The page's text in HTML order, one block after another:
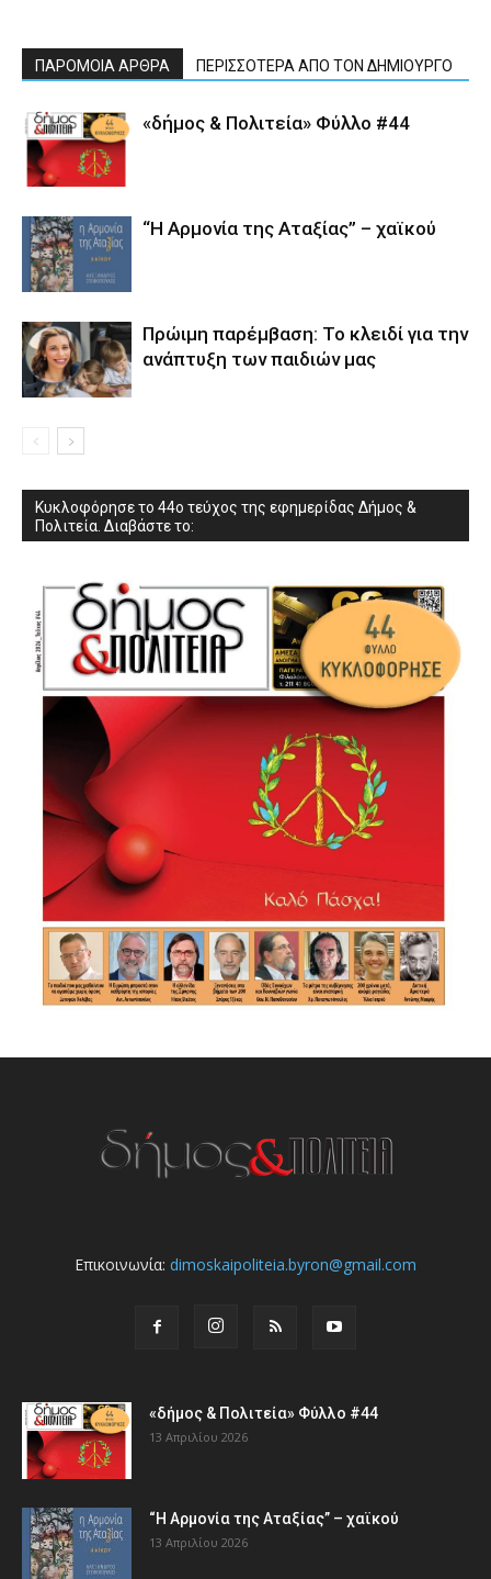
ΠΑΡΟΜΟΙΑ ΑΡΘΡΑ ΠΕΡΙΣΣΟΤΕΡΑ ΑΠΟ ΤΟΝ ΔΗΜΙΟΥΡΓΟ
«δήμος & Πολιτεία» Φύλλο #44
“Η Αρμονία της Αταξίας” – χαϊκού
Πρώιμη παρέμβαση: Το κλειδί για την
ανάπτυξη των παιδιών µας
Κυκλοφόρησε το 44ο τεύχος της εφημερίδας Δήμος &
Πολιτεία. Διαβάστε το:
Επικοινωνία: dimoskaipoliteia.byron@gmail.com
«δήμος & Πολιτεία» Φύλλο #44
13 Απριλίου 2026
“Η Αρμονία της Αταξίας” – χαϊκού
13 Απριλίου 2026